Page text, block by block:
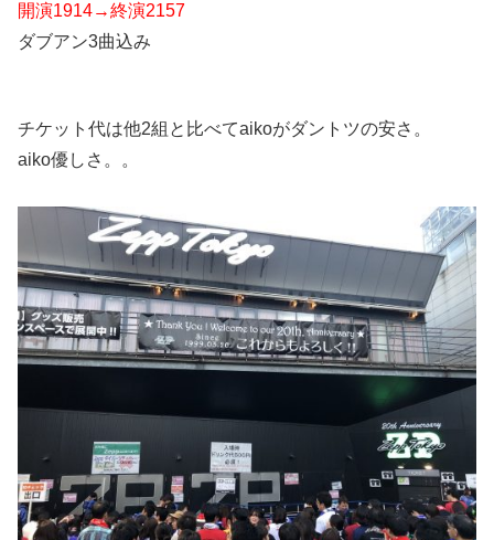
開演1914→終演2157
ダブアン3曲込み
チケット代は他2組と比べてaikoがダントツの安さ。
aiko優しさ。。